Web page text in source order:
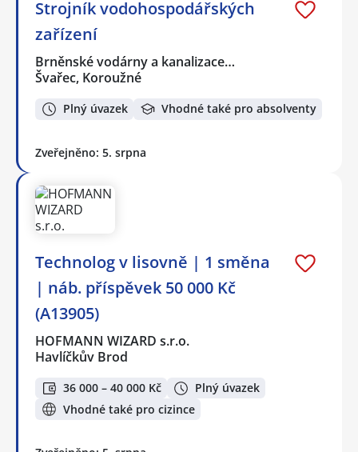
Strojník vodohospodářských
zařízení
Brněnské vodárny a kanalizace…
Švařec, Koroužné
Plný úvazek Vhodné také pro absolventy
Zveřejněno: 5. srpna
Technolog v lisovně | 1 směna
| náb. příspěvek 50 000 Kč
(A13905)
HOFMANN WIZARD s.r.o.
Havlíčkův Brod
36 000 – 40 000 Kč
Plný úvazek
Vhodné také pro cizince